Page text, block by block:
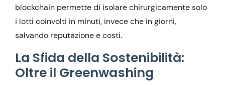
blockchain permette di isolare chirurgicamente solo
i lotti coinvolti in minuti, invece che in giorni,
salvando reputazione e costi.
La Sfida della Sostenibilità:
Oltre il Greenwashing